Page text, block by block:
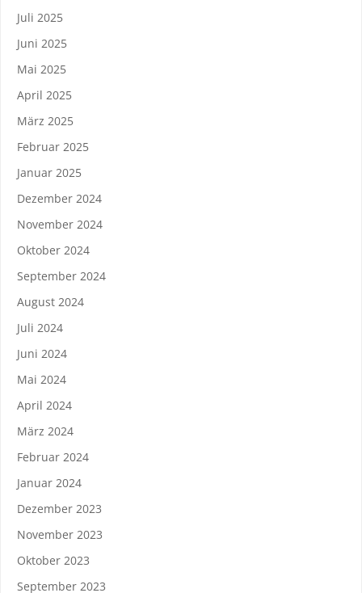
Juli 2025
Juni 2025
Mai 2025
April 2025
März 2025
Februar 2025
Januar 2025
Dezember 2024
November 2024
Oktober 2024
September 2024
August 2024
Juli 2024
Juni 2024
Mai 2024
April 2024
März 2024
Februar 2024
Januar 2024
Dezember 2023
November 2023
Oktober 2023
September 2023